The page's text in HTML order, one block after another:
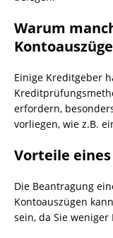
Warum
Einige Kreditgeber
erfordern,
vorliegen, wie z.B.
Vorteile
Die Beantragung
Kontoauszügen kann
sein, da Sie